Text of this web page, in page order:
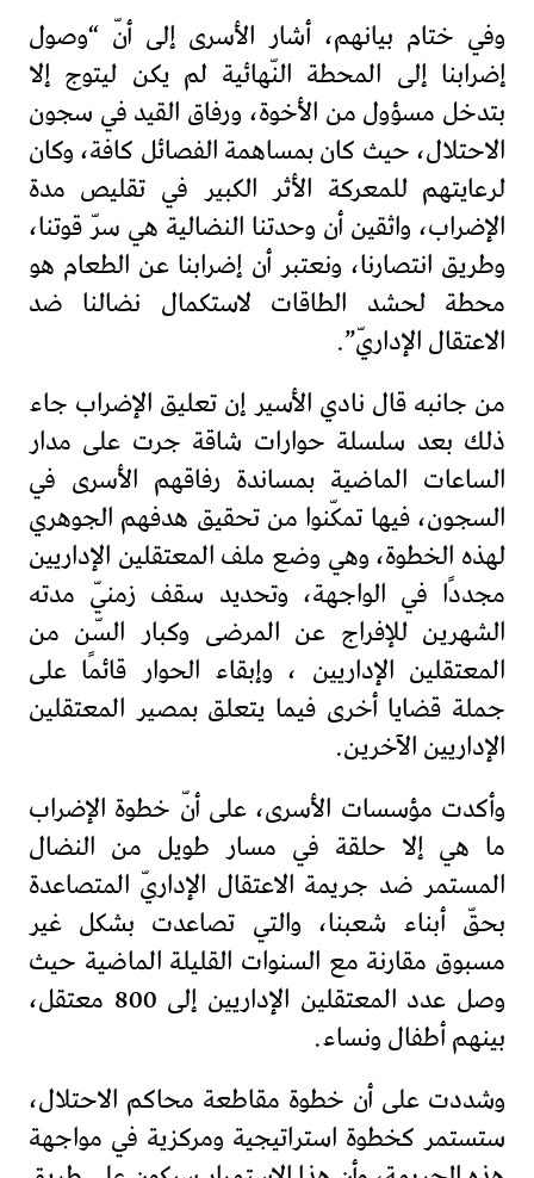
وفي ختام بيانهم، أشار الأسرى إلى أنّ “وصول
إضرابنا إلى المحطة النّهائية لم يكن ليتوج إلا
بتدخل مسؤول من الأخوة، ورفاق القيد في سجون
الاحتلال، حيث كان بمساهمة الفصائل كافة، وكان
لرعايتهم للمعركة الأثر الكبير في تقليص مدة
الإضراب، واثقين أن وحدتنا النضالية هي سرّ قوتنا،
وطريق انتصارنا، ونعتبر أن إضرابنا عن الطعام هو
محطة لحشد الطاقات لاستكمال نضالنا ضد
الاعتقال الإداريّ”.
من جانبه قال نادي الأسير إن تعليق الإضراب جاء
ذلك بعد سلسلة حوارات شاقة جرت على مدار
الساعات الماضية بمساندة رفاقهم الأسرى في
السجون، فيها تمكّنوا من تحقيق هدفهم الجوهري
لهذه الخطوة، وهي وضع ملف المعتقلين الإداريين
مجددًا في الواجهة، وتحديد سقف زمنيّ مدته
الشهرين للإفراج عن المرضى وكبار السّن من
المعتقلين الإداريين ، وإبقاء الحوار قائمًا على
جملة قضايا أخرى فيما يتعلق بمصير المعتقلين
الإداريين الآخرين.
وأكدت مؤسسات الأسرى، على أنّ خطوة الإضراب
ما هي إلا حلقة في مسار طويل من النضال
المستمر ضد جريمة الاعتقال الإداريّ المتصاعدة
بحقّ أبناء شعبنا، والتي تصاعدت بشكل غير
مسبوق مقارنة مع السنوات القليلة الماضية حيث
وصل عدد المعتقلين الإداريين إلى 800 معتقل،
بينهم أطفال ونساء.
وشددت على أن خطوة مقاطعة محاكم الاحتلال،
ستستمر كخطوة استراتيجية ومركزية في مواجهة